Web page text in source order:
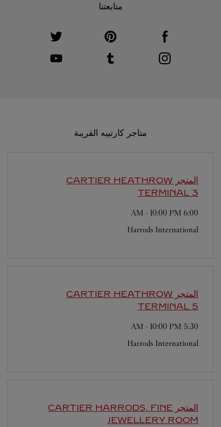
متابعتنا
Visit us on Facebook
Link Opens in New Tab
Visit us on Instagram
Link Opens in New Tab
Visit us on Pinterest
Link Opens in New Tab
Visit us on Tumblr
Link Opens in New Tab
متاجر كارتييه القريبة
المتجر CARTIER HEATHROW
TERMINAL 3
6:00 AM
- 10:00 PM
Harrods International
المتجر CARTIER HEATHROW
TERMINAL 5
5:30 AM
- 10:00 PM
Harrods International
المتجر CARTIER HARRODS, FINE
JEWELLERY ROOM